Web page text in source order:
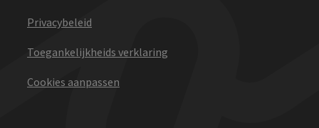
Privacybeleid
Toegankelijkheids verklaring
Cookies aanpassen